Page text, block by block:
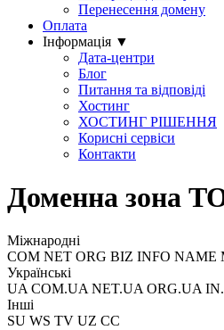
Перенесення домену
Оплата
Інформація ▼
Дата-центри
Блог
Питання та відповіді
Хостинг
ХОСТИНГ РІШЕННЯ
Корисні сервіси
Контакти
Доменна зона
Міжнародні
COM NET ORG BIZ INFO NAME
Українські
UA COM.UA NET.UA ORG.UA
Інші
SU WS TV UZ CC